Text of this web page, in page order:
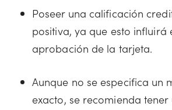
Poseer una calificación
positiva, ya que esto influirá
aprobación de la tarjeta.
Aunque no se especifica un
exacto, se recomienda tener